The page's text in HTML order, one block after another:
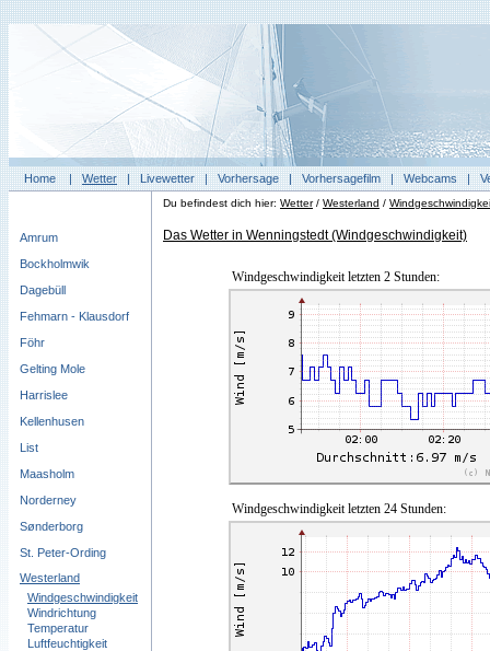
Home|Wetter|Livewetter|Vorhersage|Vorhersagefilm|Webcams|
Amrum
Bockholmwik
Dagebüll
Fehmarn - Klausdorf
Föhr
Gelting Mole
Harrislee
Kellenhusen
List
Maasholm
Norderney
Sønderborg
St. Peter-Ording
Westerland
Windgeschwindigkeit
Windrichtung
Temperatur
Luftfeuchtigkeit
Du befindest dich hier: Wetter/ Westerland /
Das Wetter in Wenningstedt (Windgeschwindigkeit)
Windgeschwindigkeit letzten 2 Stunden:
Windgeschwindigkeit letzten 24 Stunden: